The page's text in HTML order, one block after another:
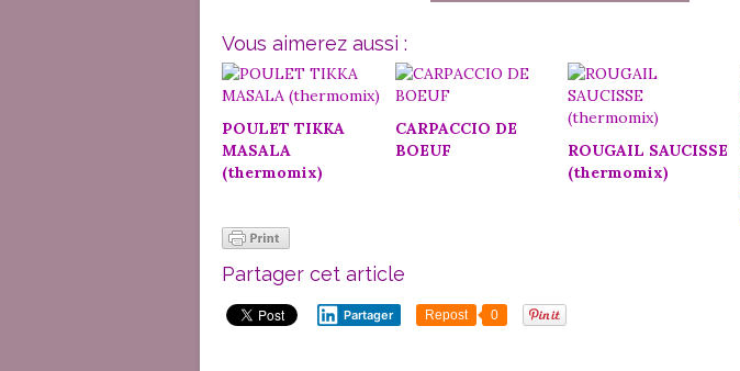
Vous aimerez aussi :
POULET TIKKA
MASALA
(thermomix)
CARPACCIO DE
BOEUF
ROUGAIL SAUCISSE
(thermomix)
Partager cet article
Partager Repost 0